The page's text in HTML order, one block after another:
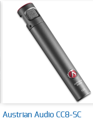
Austrian Audio CC8-SC